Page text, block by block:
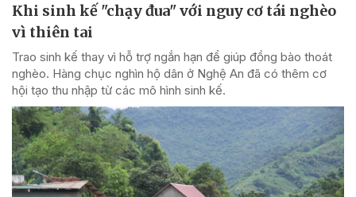
Khi sinh kế "chạy đua" với nguy cơ tái nghèo
vì thiên tai
Trao sinh kế thay vì hỗ trợ ngắn hạn để giúp đồng bào thoát
nghèo. Hàng chục nghìn hộ dân ở Nghệ An đã có thêm cơ
hội tạo thu nhập từ các mô hình sinh kế.